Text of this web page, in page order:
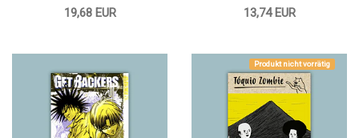
19,68 EUR 13,74 EUR
Produkt nicht vorrätig